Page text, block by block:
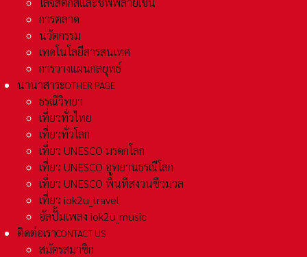
การตลาด
นวัตกรรม
เทคโนโลยีสารสนเทศ
การวางแผนกลยุทธ์
นานาสาระOTHER PAGE
ธรณีวิทยา
เที่ยวทั่วไทย
เที่ยวทั่วโลก
เที่ยว UNESCO มรดกโลก
เที่ยว UNESCO อุทยานธรณีโลก
เที่ยว UNESCO พื้นที่สงวนชีวมวล
เที่ยว iok2u_travel
อัลปั้มเพลง iok2u_music
ติดต่อเราCONTACT US
สมัครสมาชิก